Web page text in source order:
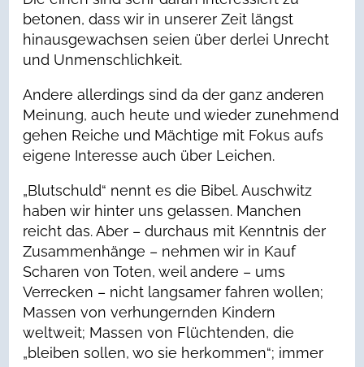
betonen, dass wir in unserer Zeit längst
hinausgewachsen seien über derlei Unrecht
und Unmenschlichkeit.
Andere allerdings sind da der ganz anderen
Meinung, auch heute und wieder zunehmend
gehen Reiche und Mächtige mit Fokus aufs
eigene Interesse auch über Leichen.
„Blutschuld“ nennt es die Bibel. Auschwitz
haben wir hinter uns gelassen. Manchen
reicht das. Aber – durchaus mit Kenntnis der
Zusammenhänge – nehmen wir in Kauf
Scharen von Toten, weil andere – ums
Verrecken – nicht langsamer fahren wollen;
Massen von verhungernden Kindern
weltweit; Massen von Flüchtenden, die
„bleiben sollen, wo sie herkommen“; immer